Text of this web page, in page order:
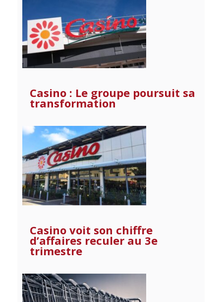
Casino : Le groupe poursuit sa
transformation
Casino voit son chiffre
d’affaires reculer au 3e
trimestre